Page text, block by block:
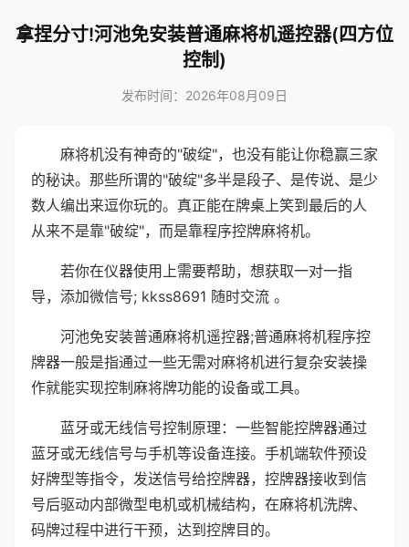
拿捏分寸!河池免安装普通麻将机遥控器(四方位
控制)
发布时间：2026年08月09日
麻将机没有神奇的"破绽"，也没有能让你稳赢三家
的秘诀。那些所谓的"破绽"多半是段子、是传说、是少
数人编出来逗你玩的。真正能在牌桌上笑到最后的人
从来不是靠"破绽"，而是靠程序控牌麻将机。
若你在仪器使用上需要帮助，想获取一对一指
导，添加微信号; kkss8691 随时交流 。
河池免安装普通麻将机遥控器;普通麻将机程序控
牌器一般是指通过一些无需对麻将机进行复杂安装操
作就能实现控制麻将牌功能的设备或工具。
蓝牙或无线信号控制原理：一些智能控牌器通过
蓝牙或无线信号与手机等设备连接。手机端软件预设
好牌型等指令，发送信号给控牌器，控牌器接收到信
号后驱动内部微型电机或机械结构，在麻将机洗牌、
码牌过程中进行干预，达到控牌目的。